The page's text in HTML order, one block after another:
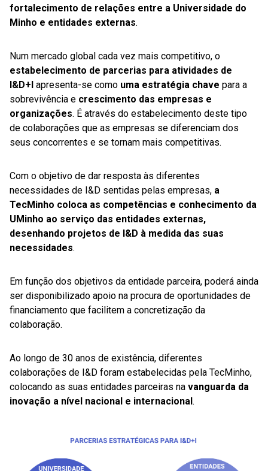
fortalecimento de relações entre a Universidade do
Minho e entidades externas.
Num mercado global cada vez mais competitivo, o
estabelecimento de parcerias para atividades de
I&D+I apresenta-se como uma estratégia chave para a
sobrevivência e crescimento das empresas e
organizações. É através do estabelecimento deste tipo
de colaborações que as empresas se diferenciam dos
seus concorrentes e se tornam mais competitivas.
Com o objetivo de dar resposta às diferentes
necessidades de I&D sentidas pelas empresas, a
TecMinho coloca as competências e conhecimento da
UMinho ao serviço das entidades externas,
desenhando projetos de I&D à medida das suas
necessidades.
Em função dos objetivos da entidade parceira, poderá ainda
ser disponibilizado apoio na procura de oportunidades de
financiamento que facilitem a concretização da
colaboração.
Ao longo de 30 anos de existência, diferentes
colaborações de I&D foram estabelecidas pela TecMinho,
colocando as suas entidades parceiras na vanguarda da
inovação a nível nacional e internacional.